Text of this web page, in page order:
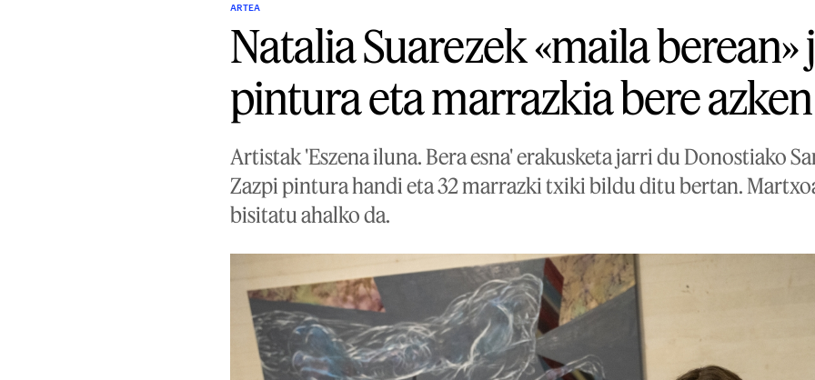
ARTEA
Natalia Suarezek «maila
pintura eta marrazkia bere
Artistak 'Eszena iluna. Bera esna' erakusketa jarri du Donostiako
Zazpi pintura handi eta 32 marrazki txiki bildu ditu bertan.
bisitatu ahalko da.